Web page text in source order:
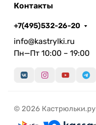
Контакты
+7(495)532-26-20
info@kastrylki.ru
Пн—Пт 10:00 – 19:00
© 2026 Кастрюльки.ру